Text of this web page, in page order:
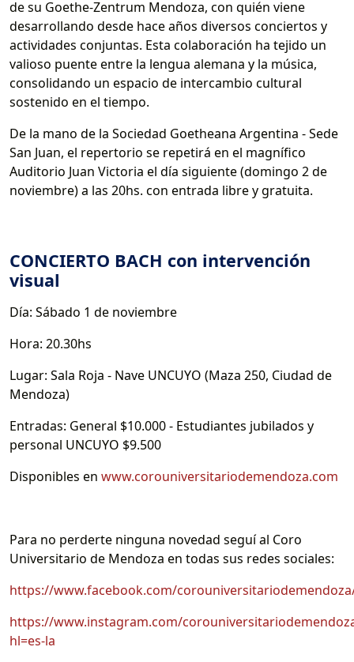
de su Goethe-Zentrum Mendoza, con quién viene
desarrollando desde hace años diversos conciertos y
actividades conjuntas. Esta colaboración ha tejido un
valioso puente entre la lengua alemana y la música,
consolidando un espacio de intercambio cultural
sostenido en el tiempo.
De la mano de la Sociedad Goetheana Argentina - Sede
San Juan, el repertorio se repetirá en el magnífico
Auditorio Juan Victoria el día siguiente (domingo 2 de
noviembre) a las 20hs. con entrada libre y gratuita.
CONCIERTO BACH con intervención
visual
Día: Sábado 1 de noviembre
Hora: 20.30hs
Lugar: Sala Roja - Nave UNCUYO (Maza 250, Ciudad de
Mendoza)
Entradas: General $10.000 - Estudiantes jubilados y
personal UNCUYO $9.500
Disponibles en www.corouniversitariodemendoza.com
Para no perderte ninguna novedad seguí al Coro
Universitario de Mendoza en todas sus redes sociales:
https://www.facebook.com/
https://www.instagram.com/
hl=es-la